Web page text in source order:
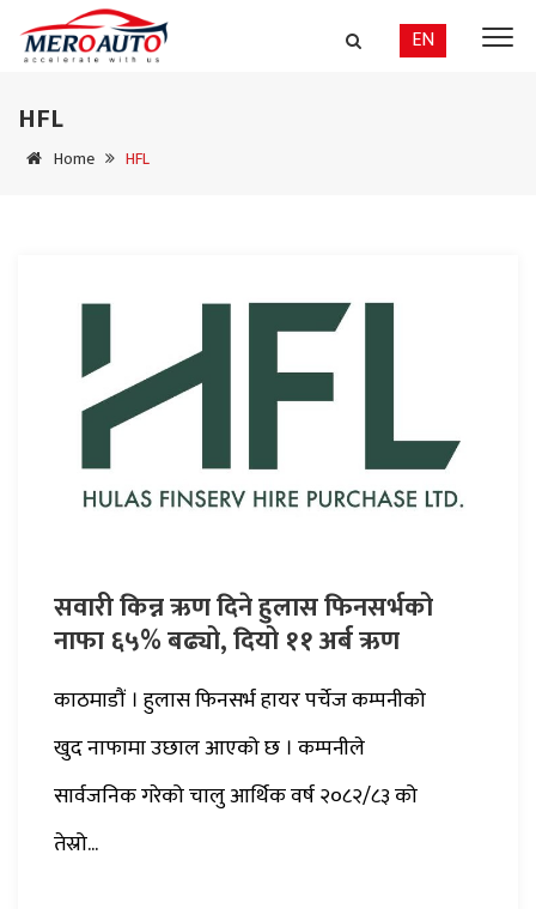
EN
HFL
Home HFL
सवारी किन्न ऋण दिने हुलास फिनसर्भको
नाफा ६५% बढ्यो, दियो ११ अर्ब ऋण
काठमाडौं । हुलास फिनसर्भ हायर पर्चेज कम्पनीको
खुद नाफामा उछाल आएको छ । कम्पनीले
सार्वजनिक गरेको चालु आर्थिक वर्ष २०८२/८३ को
तेस्रो...